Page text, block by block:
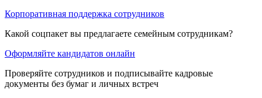
Корпоративная поддержка сотрудников
Какой соцпакет вы предлагаете семейным сотрудникам?
Оформляйте кандидатов онлайн
Проверяйте сотрудников и подписывайте кадровые
документы без бумаг и личных встреч